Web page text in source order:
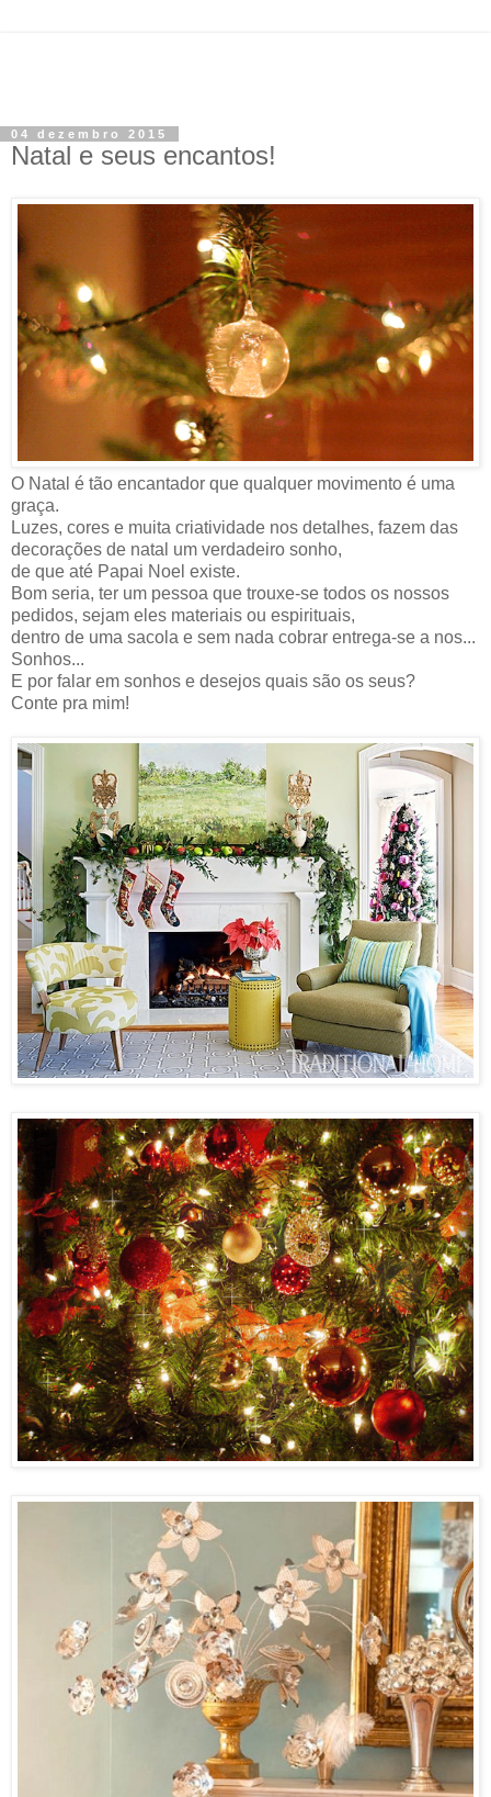
04 dezembro 2015
Natal e seus encantos!
O Natal é tão encantador que qualquer movimento é uma
graça.
Luzes, cores e muita criatividade nos detalhes, fazem das
decorações de natal um verdadeiro sonho,
de que até Papai Noel existe.
Bom seria, ter um pessoa que trouxe-se todos os nossos
pedidos, sejam eles materiais ou espirituais,
dentro de uma sacola e sem nada cobrar entrega-se a nos...
Sonhos...
E por falar em sonhos e desejos quais são os seus?
Conte pra mim!